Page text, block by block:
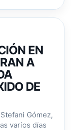
EN
A
DE
Gómez,
varios días